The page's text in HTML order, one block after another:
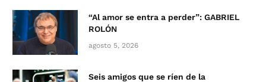
“Al amor se entra a perder”: GABRIEL
ROLÓN
agosto 5, 2026
Seis amigos que se ríen de la